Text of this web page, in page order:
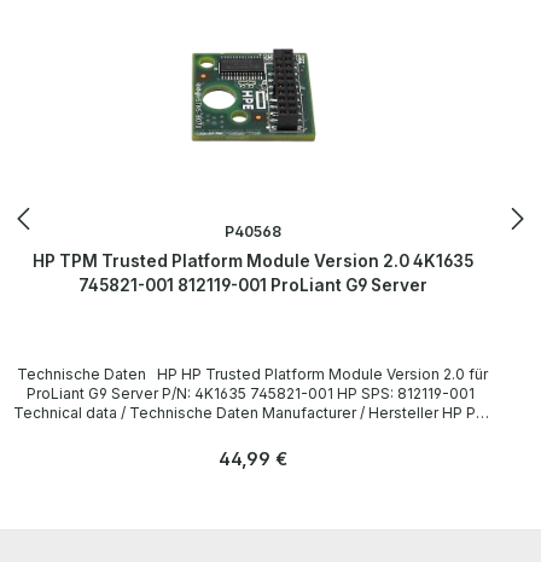
P40568
HP TPM Trusted Platform Module Version 2.0 4K1635
745821-001 812119-001 ProLiant G9 Server
Technische Daten HP HP Trusted Platform Module Version 2.0 für
ProLiant G9 Server P/N: 4K1635 745821-001 HP SPS: 812119-001
Technical data / Technische Daten Manufacturer / Hersteller HP P/N
Trusted Platform Module Version 2.0 für ProLiant G9 Server More
Seiten des Herstellers.
Regulärer Preis:
44,99 €